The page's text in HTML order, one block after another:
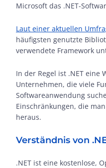
Microsoft das .NET-
Laut einer aktuellen
häufigsten genutzte
verwendete Framework
In der Regel ist .NET eine
Unternehmen, die viele
Softwareanwendung
Einschränkungen, die
heraus.
Verständnis von
.NET ist eine kostenlose,